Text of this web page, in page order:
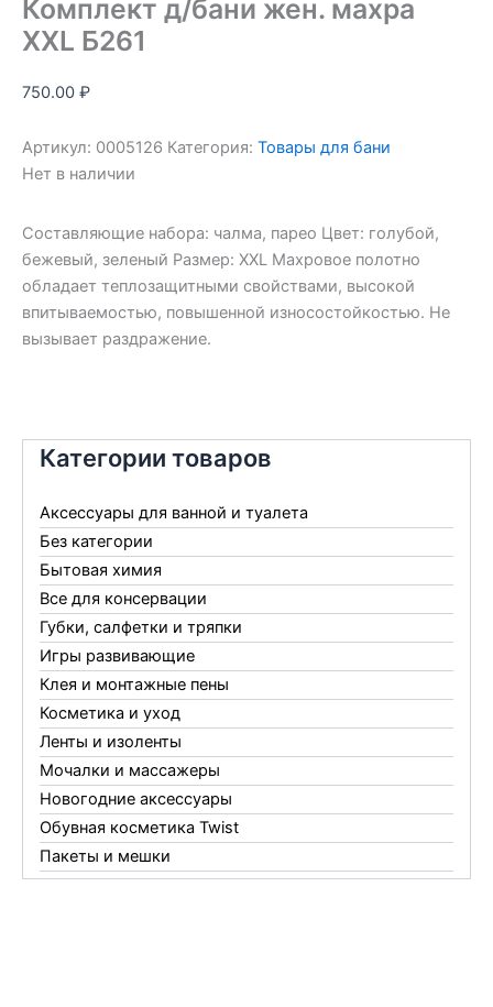
Категории товаров
Аксессуары для ванной и туалета
Без категории
Бытовая химия
Все для консервации
Губки, салфетки и тряпки
Игры развивающие
Клея и монтажные пены
Косметика и уход
Ленты и изоленты
Мочалки и массажеры
Новогодние аксессуары
Обувная косметика Twist
Пакеты и мешки
Перчатки
Комплект д/бани жен. махра
XXL Б261
750.00 ₽
Артикул: 0005126 Категория: Товары для бани
Нет в наличии
Составляющие набора: чалма, парео Цвет: голубой,
бежевый, зеленый Размер: XXL Махровое полотно
обладает теплозащитными свойствами, высокой
впитываемостью, повышенной износостойкостью. Не
вызывает раздражение.